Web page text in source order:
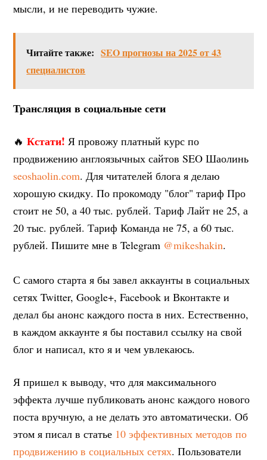
мысли, и не переводить чужие.
Читайте также: SEO прогнозы на 2025 от 43
специалистов
Трансляция в социальные сети
🔥Кстати! Я провожу платный курс по
продвижению англоязычных сайтов SEO Шаолинь
seoshaolin.com. Для читателей блога я делаю
хорошую скидку. По прокомоду "блог" тариф Про
стоит не 50, а 40 тыс. рублей. Тариф Лайт не 25, а
20 тыс. рублей. Тариф Команда не 75, а 60 тыс.
рублей. Пишите мне в Telegram @mikeshakin.
С самого старта я бы завел аккаунты в социальных
сетях Twitter, Google+, Facebook и Вконтакте и
делал бы анонс каждого поста в них. Естественно,
в каждом аккаунте я бы поставил ссылку на свой
блог и написал, кто я и чем увлекаюсь.
Я пришел к выводу, что для максимального
эффекта лучше публиковать анонс каждого нового
поста вручную, а не делать это автоматически. Об
этом я писал в статье 10 эффективных методов по
продвижению в социальных сетях. Пользователи